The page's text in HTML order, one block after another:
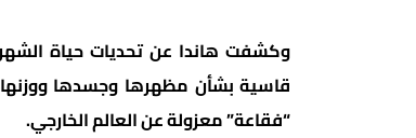
وكشفت هاندا عن تحديات حياة
قاسية بشأن مظهرها وجسدها
“فقاعة” معزولة عن العالم الخارجي.